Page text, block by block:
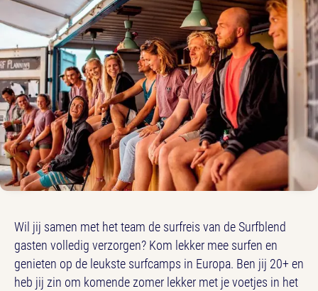
Wil jij samen met het team de surfreis van de Surfblend
gasten volledig verzorgen? Kom lekker mee surfen en
genieten op de leukste surfcamps in Europa. Ben jij 20+ en
heb jij zin om komende zomer lekker met je voetjes in het